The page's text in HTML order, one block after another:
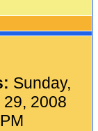
Sunday,
2008